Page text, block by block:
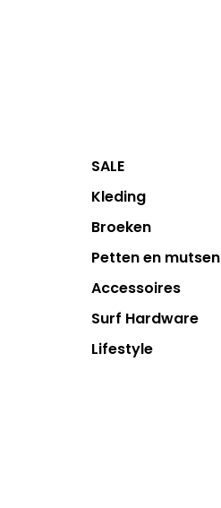
SALE
Kleding
Broeken
Petten en mutsen
Accessoires
Surf Hardware
Lifestyle